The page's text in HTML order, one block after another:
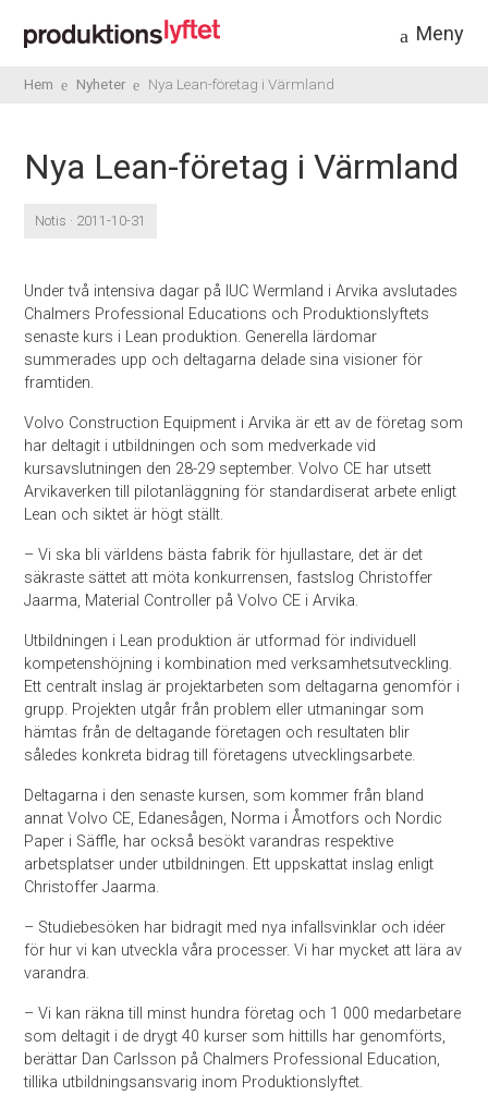
Meny
Hem Nyheter Nya Lean-företag i Värmland
Nya Lean-företag i Värmland
Notis · 2011-10-31
Under två intensiva dagar på IUC Wermland i Arvika avslutades
Chalmers Professional Educations och Produktionslyftets
senaste kurs i Lean produktion. Generella lärdomar
summerades upp och deltagarna delade sina visioner för
framtiden.
Volvo Construction Equipment i Arvika är ett av de företag som
har deltagit i utbildningen och som medverkade vid
kursavslutningen den 28-29 september. Volvo CE har utsett
Arvikaverken till pilotanläggning för standardiserat arbete enligt
Lean och siktet är högt ställt.
– Vi ska bli världens bästa fabrik för hjullastare, det är det
säkraste sättet att möta konkurrensen, fastslog Christoffer
Jaarma, Material Controller på Volvo CE i Arvika.
Utbildningen i Lean produktion är utformad för individuell
kompetenshöjning i kombination med verksamhetsutveckling.
Ett centralt inslag är projektarbeten som deltagarna genomför i
grupp. Projekten utgår från problem eller utmaningar som
hämtas från de deltagande företagen och resultaten blir
således konkreta bidrag till företagens utvecklingsarbete.
Deltagarna i den senaste kursen, som kommer från bland
annat Volvo CE, Edanesågen, Norma i Åmotfors och Nordic
Paper i Säffle, har också besökt varandras respektive
arbetsplatser under utbildningen. Ett uppskattat inslag enligt
Christoffer Jaarma.
– Studiebesöken har bidragit med nya infallsvinklar och idéer
för hur vi kan utveckla våra processer. Vi har mycket att lära av
varandra.
– Vi kan räkna till minst hundra företag och 1 000 medarbetare
som deltagit i de drygt 40 kurser som hittills har genomförts,
berättar Dan Carlsson på Chalmers Professional Education,
tillika utbildningsansvarig inom Produktionslyftet.